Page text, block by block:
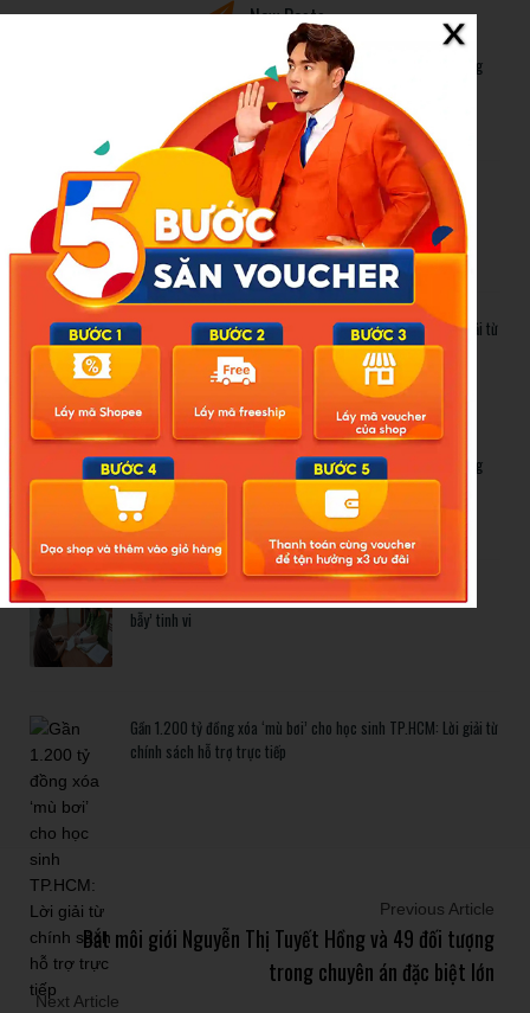
New Posts
Bão số 3 hình thành trên Biển Đông: Vì sao không ảnh hưởng
đất liền vẫn cần cảnh giác cao độ?
Cảnh báo thủ đoạn lừa đảo kết hôn: Khi sính lễ trở thành ‘cái
bẫy’ tinh vi
Gần 1.200 tỷ đồng xóa ‘mù bơi’ cho học sinh TP.HCM: Lời giải từ
chính sách hỗ trợ trực tiếp
Related Posts
Bão số 3 hình thành trên Biển Đông: Vì sao không ảnh hưởng
đất liền vẫn cần cảnh giác cao độ?
Cảnh báo thủ đoạn lừa đảo kết hôn: Khi sính lễ trở thành ‘cái
bẫy’ tinh vi
Gần 1.200 tỷ đồng xóa ‘mù bơi’ cho học sinh TP.HCM: Lời giải từ
chính sách hỗ trợ trực tiếp
Previous Article
Bắt môi giới Nguyễn Thị Tuyết Hồng và 49 đối tượng
trong chuyên án đặc biệt lớn
Next Article